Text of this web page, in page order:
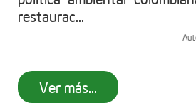
restaurac...
Ver más...